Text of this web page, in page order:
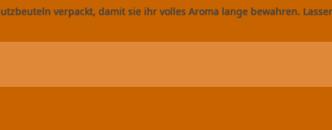
verpackt, damit sie ihr volles Aroma lange bewahren.